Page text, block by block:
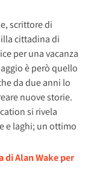
scrittore di
cittadina di
per una vacanza
è però quello
da due anni lo
nuove storie.
si rivela
e laghi; un ottimo
di Alan Wake per